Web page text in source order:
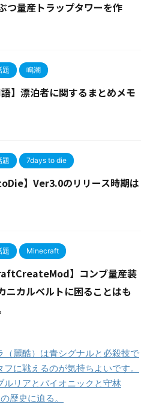
つ量産トラップタワーを作
題 鳴潮
語】漂泊者に関するまとめメモ
題 7days to die
】Ver3.0のリリース時期は
題 Minecraft
】コンブ量産装
ニカルベルトに困ることはも
（麗酷）は青シグナルと必殺技で
に戦えるのが気持ちよいです。
ルリアとバイオニックと守林
歴史に迫る。